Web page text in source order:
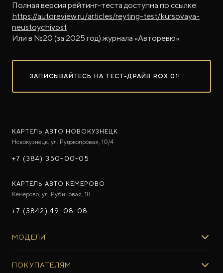
Полная версия рейтинг-теста доступна по ссылке:
https://autoreview.ru/articles/reyting-test/kursovaya-
neustoychivost
Или в №20 (за 2025 год) журнала «Авторевю».
ЗАПИСЫВАЙТЕСЬ НА ТЕСТ-ДРАЙВ ROX 01!
КАРТЕЛЬ АВТО НОВОКУЗНЕЦК
Новокузнецк, ул. Рудокопровая, 10/4
+7 (384) 350-00-05
КАРТЕЛЬ АВТО КЕМЕРОВО
Кемерово, ул. Рубиновая, 1В
+7 (3842) 49-08-08
МОДЕЛИ
ROX ADAMAS
ПОКУПАТЕЛЯМ